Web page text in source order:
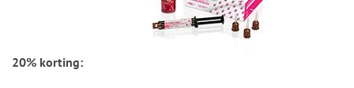
20% korting: